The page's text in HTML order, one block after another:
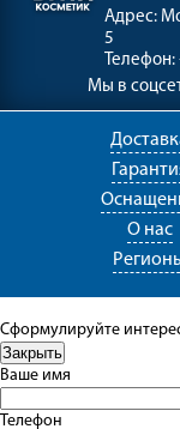
Адрес:
5
Телефон:
Мы в
О нас
Сформулируйте
Ваше имя
Телефон